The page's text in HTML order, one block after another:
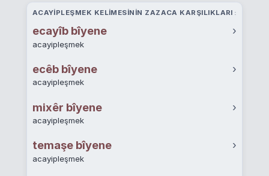
ACAYIPLEŞMEK KELIMESININ ZAZACA KARŞILIKLARI
ecayîb bîyene ›
acayipleşmek
ecêb bîyene ›
acayipleşmek
mixêr bîyene ›
acayipleşmek
temaşe bîyene ›
acayipleşmek